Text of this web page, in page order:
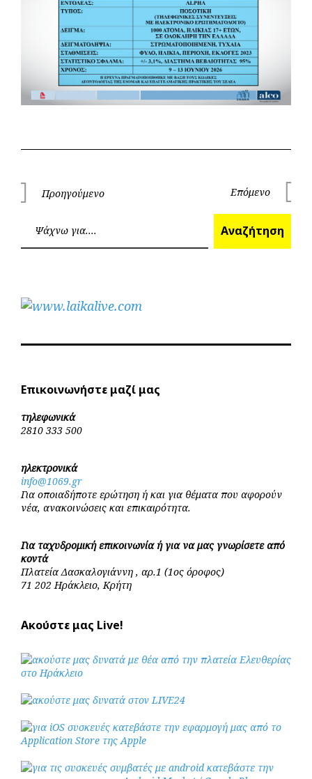
Πλοήγηση
άρθρων
Προηγούμενο Επόμενο
Αναζήτηση
Επικοινωνήστε μαζί μας
τηλεφωνικά
2810 333 500
ηλεκτρονικά
info@1069.gr
Για οποιαδήποτε ερώτηση ή και για θέματα που αφορούν
νέα, ανακοινώσεις και επικαιρότητα.
Για ταχυδρομική επικοινωνία ή για να μας γνωρίσετε από
κοντά
Πλατεία Δασκαλογιάννη , αρ.1 (1ος όροφος)
71 202 Ηράκλειο, Κρήτη
Ακούστε μας Live!